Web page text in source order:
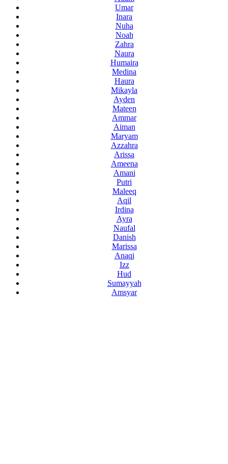
Umar
Inara
Nuha
Noah
Zahra
Naura
Humaira
Medina
Haura
Mikayla
Ayden
Mateen
Ammar
Aiman
Maryam
Azzahra
Arissa
Ameena
Amani
Putri
Maleeq
Aqil
Irdina
Ayra
Naufal
Danish
Marissa
Anaqi
Izz
Hud
Sumayyah
Amsyar